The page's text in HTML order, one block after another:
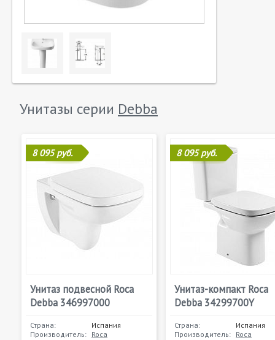
Унитазы серии Debba
8 095 руб.
Унитаз подвесной Roca
Debba 346997000
Страна:
Испания
Производитель: Roca
8 095 руб.
Унитаз-компакт Roca
Debba 34299700Y
Страна:
Испания
Производитель: Roca